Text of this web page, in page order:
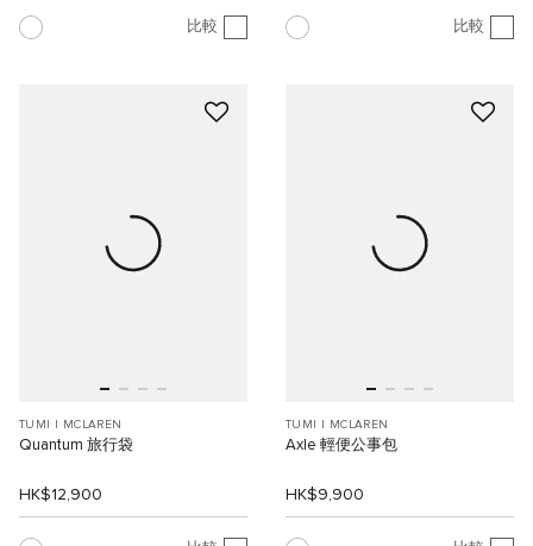
比較 比較
TUMI I MCLAREN
Quantum 旅行袋
HK$12,900
TUMI I MCLAREN
Axle 輕便公事包
HK$9,900